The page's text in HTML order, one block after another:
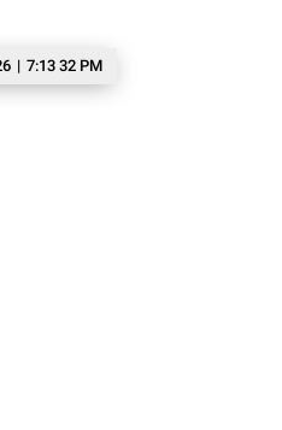
| 7:13 34 PM
Kepemimpinan Tak Bisa